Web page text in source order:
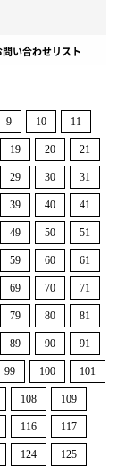
い合わせリスト
9 10 11
19 20 21
29 30 31
39 40 41
49 50 51
59 60 61
69 70 71
79 80 81
89 90 91
99 100 101
108 109
116 117
124 125